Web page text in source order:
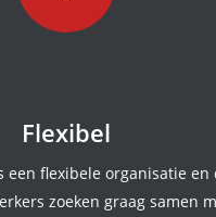
Flexibel
een flexibele organisatie en
zoeken graag samen